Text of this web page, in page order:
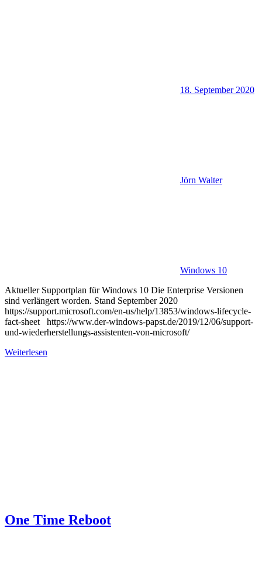
18. September 2020
Jörn Walter
Windows 10
Aktueller Supportplan für Windows 10 Die Enterprise Versionen
sind verlängert worden. Stand September 2020
https://support.microsoft.com/en-us/help/13853/windows-lifecycle-
fact-sheet https://www.der-windows-papst.de/2019/12/06/support-
und-wiederherstellungs-assistenten-von-microsoft/
Weiterlesen
One Time Reboot